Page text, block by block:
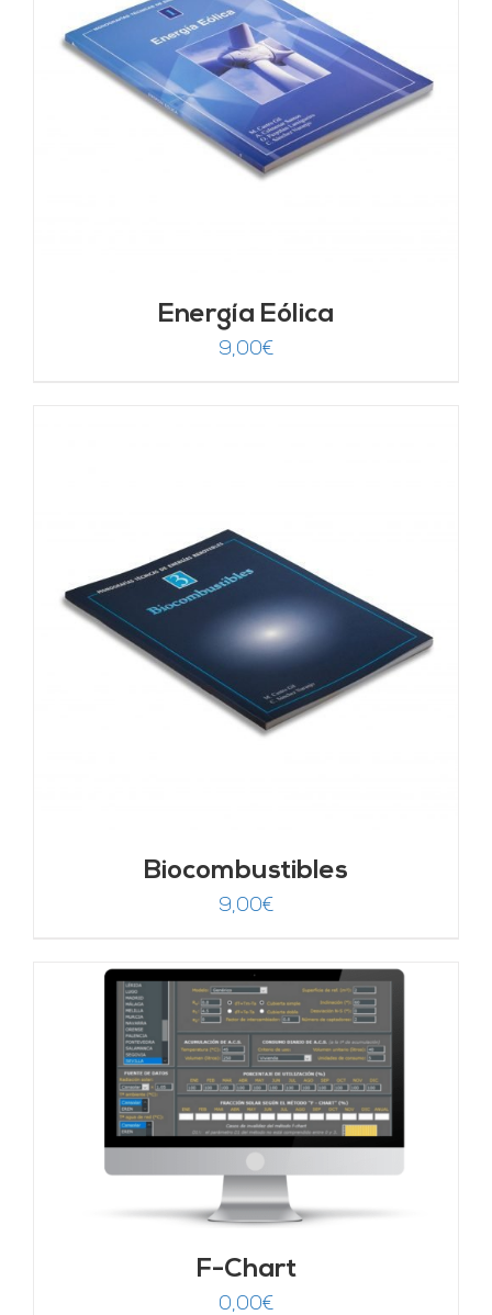
Energía Eólica
9,00€
Biocombustibles
9,00€
F-Chart
0,00€